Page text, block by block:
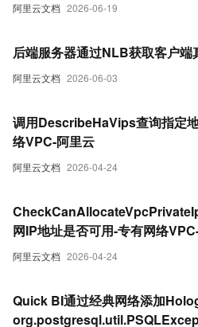
阿里云文档 2026-06-19
阿里云文档 2026-06-03
后端服务器通过NLB获取客户端
阿里云文档 2026-04-24
调用DescribeHaVips查询指定
络VPC-阿里云
阿里云文档 2026-04-24
网IP地址是否可用-专有网络
Quick BI通过经典网络添加